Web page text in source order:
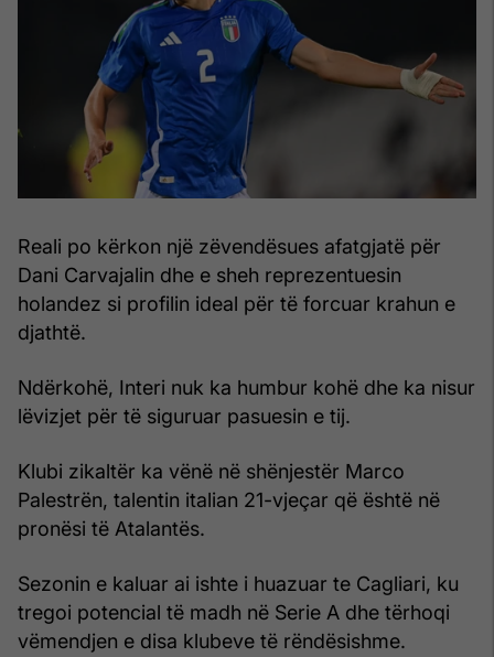
Reali po kërkon një zëvendësues afatgjatë për
Dani Carvajalin dhe e sheh reprezentuesin
holandez si profilin ideal për të forcuar krahun e
djathtë.
Ndërkohë, Interi nuk ka humbur kohë dhe ka nisur
lëvizjet për të siguruar pasuesin e tij.
Klubi zikaltër ka vënë në shënjestër Marco
Palestrën, talentin italian 21-vjeçar që është në
pronësi të Atalantës.
Sezonin e kaluar ai ishte i huazuar te Cagliari, ku
tregoi potencial të madh në Serie A dhe tërhoqi
vëmendjen e disa klubeve të rëndësishme.